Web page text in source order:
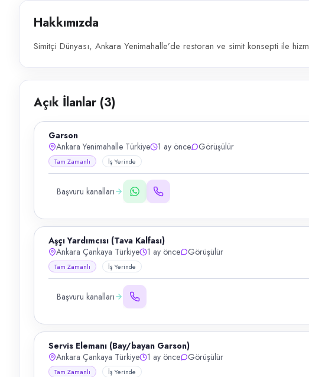
Hakkımızda
Simitçi Dünyası, Ankara Yenimahalle’de restoran ve simit konsepti ile
Açık İlanlar (3)
Garson
Ankara Yenimahalle Türkiye
1 ay önce Görüşülür
Tam Zamanlı İş Yerinde
Başvuru kanalları
Aşçı Yardımcısı (Tava Kalfası)
Ankara Çankaya Türkiye
1 ay önce Görüşülür
Tam Zamanlı İş Yerinde
Başvuru kanalları
Servis Elemanı (Bay/bayan Garson)
Ankara Çankaya Türkiye
1 ay önce Görüşülür
Tam Zamanlı İş Yerinde